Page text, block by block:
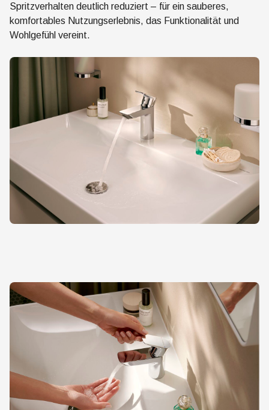
Spritzverhalten deutlich reduziert – für ein sauberes,
komfortables Nutzungserlebnis, das Funktionalität und
Wohlgefühl vereint.